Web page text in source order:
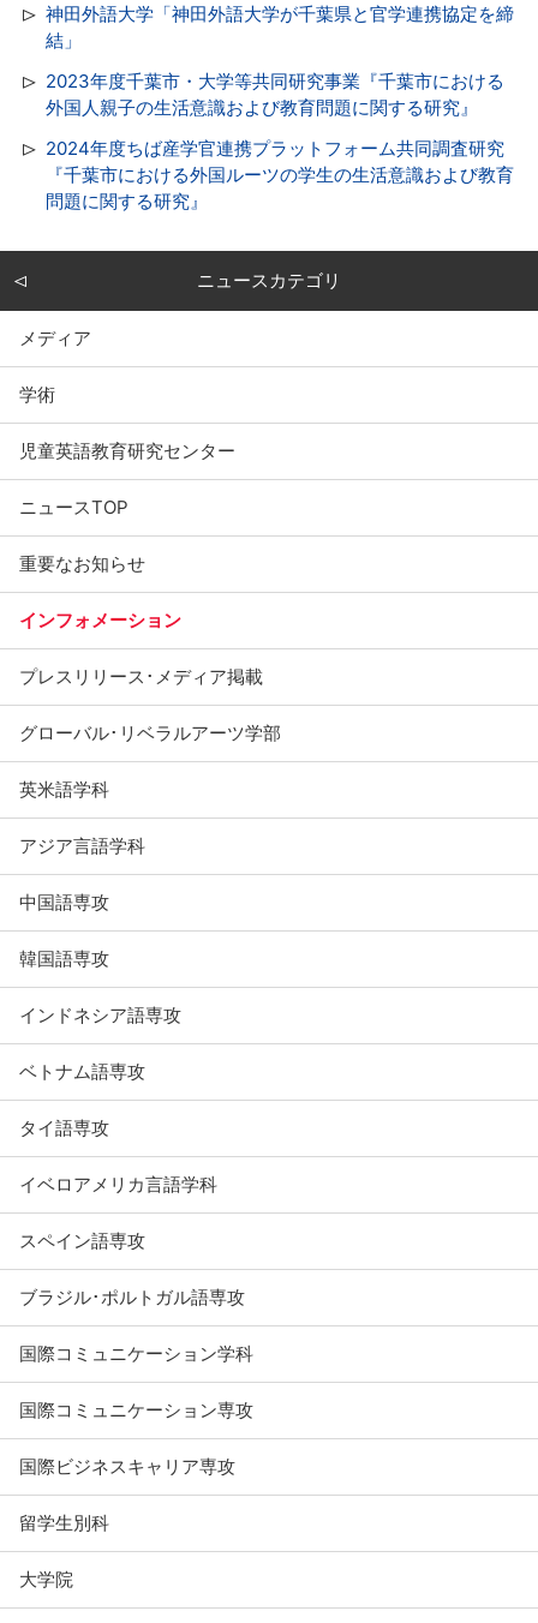
神田外語大学「神田外語大学が千葉県と官学連携協定を締
結」
2023年度千葉市・大学等共同研究事業『千葉市における
外国人親子の生活意識および教育問題に関する研究』
2024年度ちば産学官連携プラットフォーム共同調査研究
『千葉市における外国ルーツの学生の生活意識および教育
問題に関する研究』
ニュースカテゴリ
メディア
学術
児童英語教育研究センター
ニュースTOP
重要なお知らせ
インフォメーション
プレスリリース･メディア掲載
グローバル･リベラルアーツ学部
英米語学科
アジア言語学科
中国語専攻
韓国語専攻
インドネシア語専攻
ベトナム語専攻
タイ語専攻
イベロアメリカ言語学科
スペイン語専攻
ブラジル･ポルトガル語専攻
国際コミュニケーション学科
国際コミュニケーション専攻
国際ビジネスキャリア専攻
留学生別科
大学院